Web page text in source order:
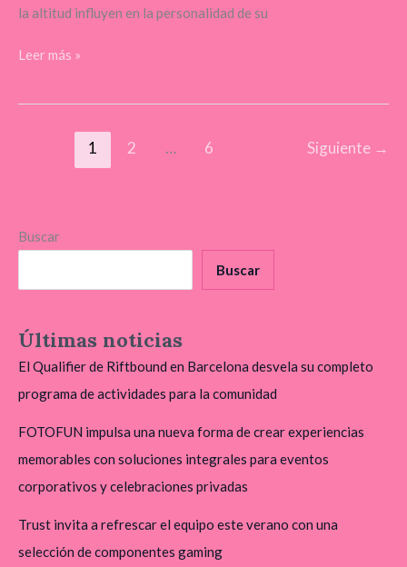
la altitud influyen en la personalidad de su
Leer más »
1 2 … 6 Siguiente →
Buscar
Buscar
Últimas noticias
El Qualifier de Riftbound en Barcelona desvela su completo
programa de actividades para la comunidad
FOTOFUN impulsa una nueva forma de crear experiencias
memorables con soluciones integrales para eventos
corporativos y celebraciones privadas
Trust invita a refrescar el equipo este verano con una
selección de componentes gaming